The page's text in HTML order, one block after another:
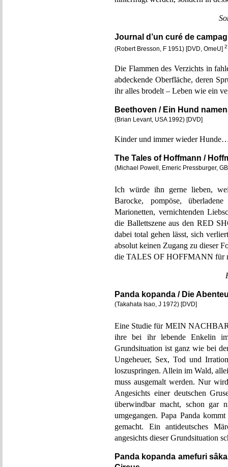
Journal d’un curé de
(Robert Bresson, F 1951) [DVD, OmeU] 2
Die Flammen des Verzichts in
abdeckende Oberfläche, deren
ihr alles brodelt – Leben wie ein
Beethoven / Ein Hund
(Brian Levant, USA 1992) [DVD]
Kinder und immer wieder
The Tales of Hoffmann /
(Michael Powell, Emeric Pressburger,
Ich würde ihn gerne lieben,
Barocke, pompöse,
Marionetten, vernichtenden
die Ballettszene aus den RED
dabei total gehen lässt, sich
absolut keinen Zugang zu dieser
die TALES OF HOFFMANN für
Panda kopanda / Die
(Takahata Isao, J 1972) [DVD]
Eine Studie für MEIN
ihre bei ihr lebende Enkelin
Grundsituation ist ganz wie bei
Ungeheuer, Sex, Tod und
loszuspringen. Allein im Wald,
muss ausgemalt werden. Nur
Angesichts einer deutschen
überwindbar macht, schon
umgegangen. Papa Panda
gemacht. Ein antideutsches
angesichts dieser Grundsituation
Panda kopanda amefuri